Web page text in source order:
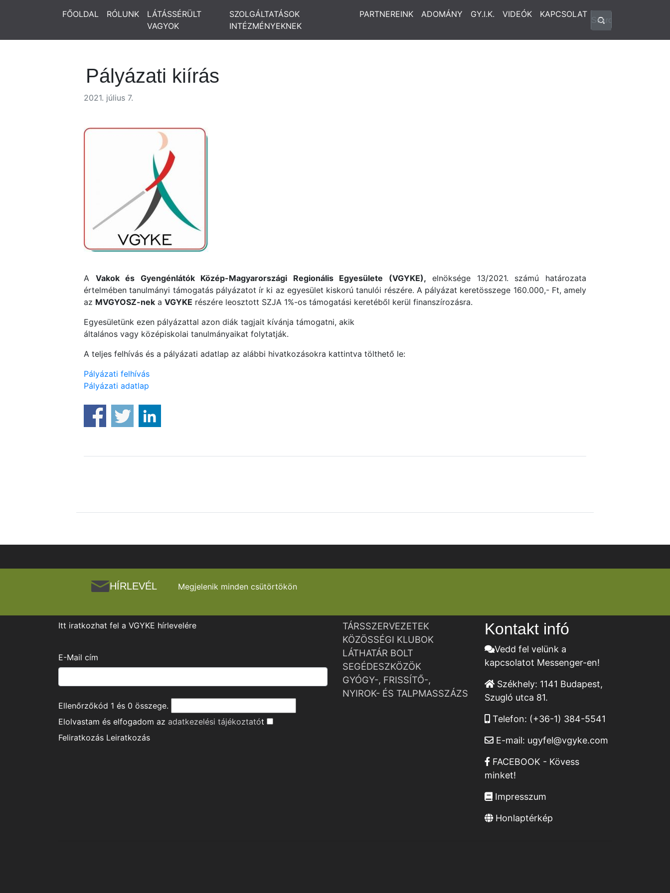
FŐOLDAL RÓLUNK
LÁTÁSSÉRÜLT
VAGYOK
SZOLGÁLTATÁSOK
INTÉZMÉNYEKNEK
PARTNEREINK ADOMÁNY GY.I.K. VIDEÓK KAPCSOLAT
Pályázati kiírás
2021. július 7.
A Vakok és Gyengénlátók Közép-Magyarországi Regionális Egyesülete (VGYKE), elnöksége 13/2021. számú határozata
értelmében tanulmányi támogatás pályázatot ír ki az egyesület kiskorú tanulói részére. A pályázat keretösszege 160.000,- Ft, amely
az MVGYOSZ-nek a VGYKE részére leosztott SZJA 1%-os támogatási keretéből kerül finanszírozásra.
Egyesületünk ezen pályázattal azon diák tagjait kívánja támogatni, akik
általános vagy középiskolai tanulmányaikat folytatják.
A teljes felhívás és a pályázati adatlap az alábbi hivatkozásokra kattintva tölthető le:
Pályázati felhívás
Pályázati adatlap
HÍRLEVÉL Megjelenik minden csütörtökön
Itt iratkozhat fel a VGYKE hírlevelére
E-Mail cím
Ellenőrzőkód 1 és 0 összege.
Elolvastam és elfogadom az adatkezelési tájékoztatót
Feliratkozás Leiratkozás
TÁRSSZERVEZETEK
KÖZÖSSÉGI KLUBOK
LÁTHATÁR BOLT
SEGÉDESZKÖZÖK
GYÓGY-, FRISSÍTŐ-,
NYIROK- ÉS TALPMASSZÁZS
Kontakt infó
Vedd fel velünk a
kapcsolatot Messenger-en!
Székhely: 1141 Budapest,
Szugló utca 81.
Telefon: (+36-1) 384-5541
E-mail: ugyfel@vgyke.com
FACEBOOK - Kövess
minket!
Impresszum
Honlaptérkép